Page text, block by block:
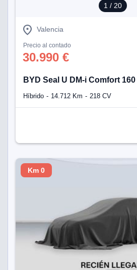
1 / 20
Valencia
Precio al contado
30.990 €
BYD Seal U DM-i Comfort
Híbrido 14.712 Km 218 CV
Km 0